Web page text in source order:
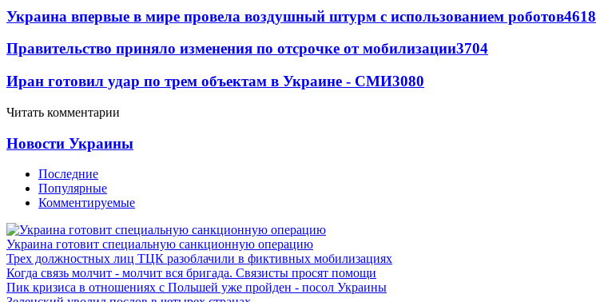
Украина впервые в мире провела воздушный штурм с использованием роботов4618
Правительство приняло изменения по отсрочке от мобилизации3704
Иран готовил удар по трем объектам в Украине - СМИ3080
Читать комментарии
Новости Украины
Последние
Популярные
Комментируемые
Украина готовит специальную санкционную операцию
Трех должностных лиц ТЦК разоблачили в фиктивных мобилизациях
Когда связь молчит - молчит вся бригада. Связисты просят помощи
Пик кризиса в отношениях с Польшей уже пройден - посол Украины